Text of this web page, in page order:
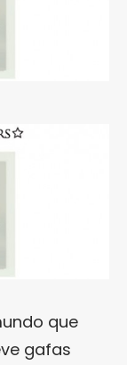
que
gafas